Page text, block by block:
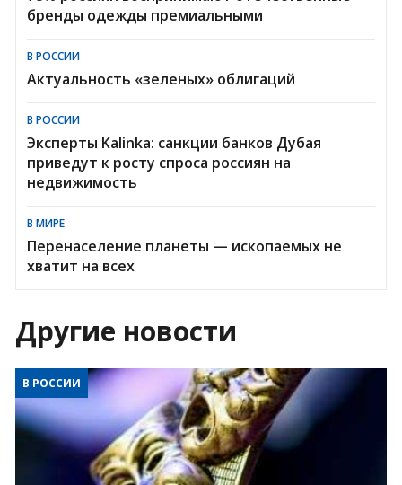
бренды одежды премиальными
В РОССИИ
Актуальность «зеленых» облигаций
В РОССИИ
Эксперты Kalinka: санкции банков Дубая
приведут к росту спроса россиян на
недвижимость
В МИРЕ
Перенаселение планеты — ископаемых не
хватит на всех
Другие новости
В РОССИИ